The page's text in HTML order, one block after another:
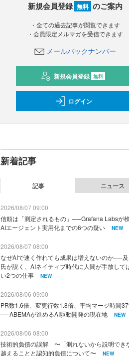
新規会員登録 無料 のご案内
・全ての過去記事が閲覧できます
・会員限定メルマガを受信できます
メールバックナンバー
新規会員登録 無料
ログイン
新着記事
記事 ニュース
2026/08/07 09:00
信頼は「測定されるもの」──Grafana Labsが
AIエージェント実用化までの6つの疑い
NEW
2026/08/07 08:00
なぜAIで速く作れても成果は増えないのか──
氏が説く、AIネイティブ時代に人間が手放して
い2つの仕事
NEW
2026/08/06 09:00
PR数1.6倍、変更行数1.8倍、平均マージ時間
──ABEMAが進めるAI駆動開発の現在地
NEW
2026/08/06 08:00
技術的負債の誤解 〜「測れないから説明でき
越えることと認知的負債について〜
NEW